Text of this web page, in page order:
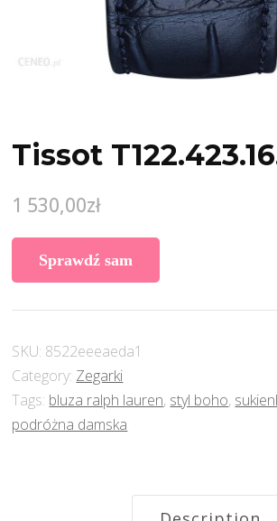
Tissot
1 530,00zł
Sprawdź sam
SKU: 8522eeeaeda1
Category: Zegarki
Tags: bluza ralph lauren, styl boho,
podróżna damska